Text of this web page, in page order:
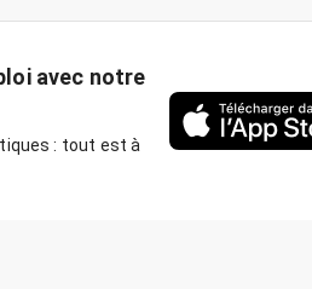
avec notre
: tout est à